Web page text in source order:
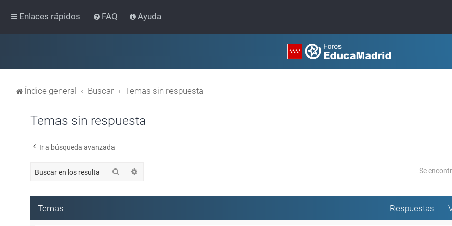
Enlaces rápidos FAQ Ayuda
Índice general Buscar Temas sin respuesta
Temas sin respuesta
Ir a búsqueda avanzada
Buscar Se
Temas Respuestas